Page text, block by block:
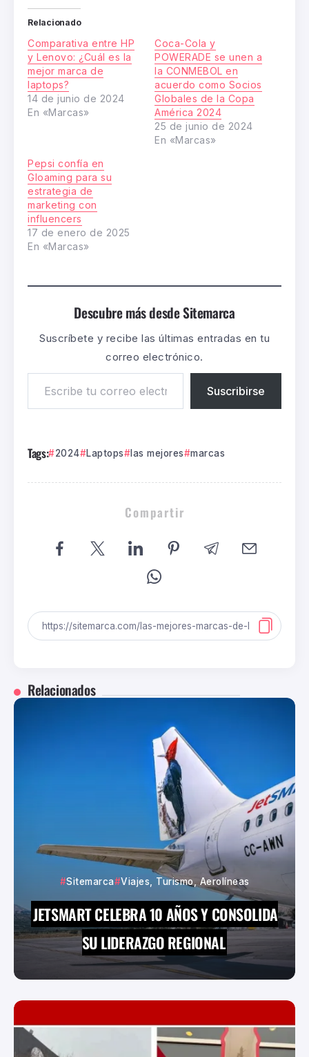
Relacionado
Comparativa entre HP
y Lenovo: ¿Cuál es la
mejor marca de
laptops?
14 de junio de 2024
En «Marcas»
Coca-Cola y
POWERADE se unen a
la CONMEBOL en
acuerdo como Socios
Globales de la Copa
América 2024
25 de junio de 2024
En «Marcas»
Pepsi confía en
Gloaming para su
estrategia de
marketing con
influencers
17 de enero de 2025
En «Marcas»
Descubre más desde Sitemarca
Suscríbete y recibe las últimas entradas en tu
correo electrónico.
Suscribirse
Tags: 2024 Laptops las mejores marcas
Compartir
Relacionados
Sitemarca Viajes, Turismo, Aerolíneas
JETSMART CELEBRA 10 AÑOS Y CONSOLIDA
SU LIDERAZGO REGIONAL